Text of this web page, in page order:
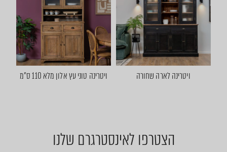
ויטרינה לארה שחורה ויטרינה טוני עץ אלון מלא 110 ס"מ
הצטרפו לאינסטרגרם שלנו